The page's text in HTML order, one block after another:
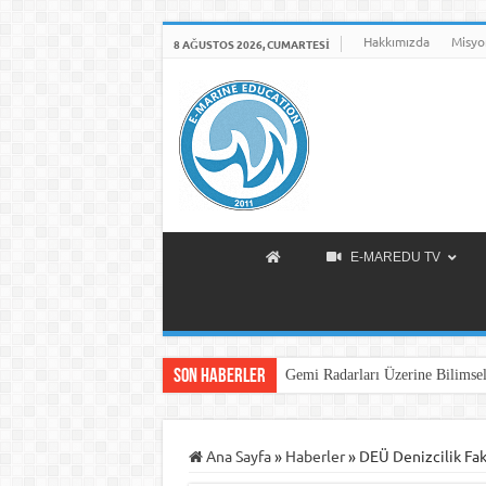
8 AĞUSTOS 2026, CUMARTESI Hakkımızda
E-MAREDU TV
Son Haberler Gemi Radarları Üzerine
Ana Sayfa» Haberler» DEÜ Denizcilik